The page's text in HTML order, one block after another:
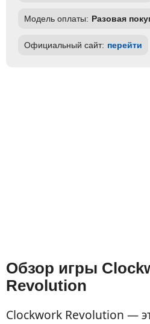
Модель оплаты: Разовая
Официальный сайт: перейти
Обзор игры
Revolution
Clockwork Revolution —